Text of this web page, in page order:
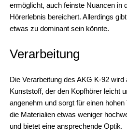
ermöglicht, auch feinste Nuancen in
Hörerlebnis bereichert. Allerdings
etwas zu dominant sein könnte.
Verarbeitung
Die Verarbeitung des AKG K-92
Kunststoff, der den Kopfhörer leicht
angenehm und sorgt für einen
die Materialien etwas weniger
und bietet eine ansprechende Optik.